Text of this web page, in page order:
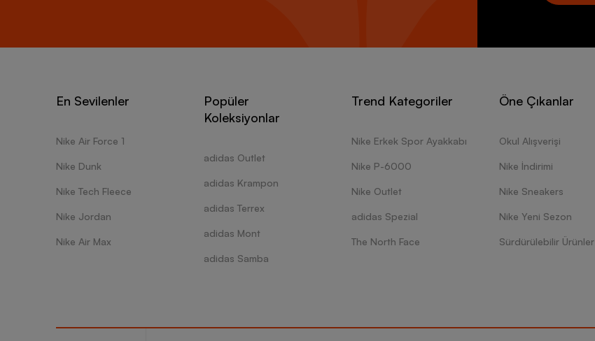
En Sevilenler
Nike Air Force 1
Nike Dunk
Nike Tech Fleece
Nike Jordan
Nike Air Max
Popüler
Koleksiyonlar
adidas Outlet
adidas Krampon
adidas Terrex
adidas Mont
adidas Samba
Trend Kategoriler
Nike Erkek Spor Ayakkabı
Nike P-6000
Nike Outlet
adidas Spezial
The North Face
Öne Çıkanlar
Okul Alışverişi
Nike İndirimi
Nike Sneakers
Nike Yeni Sezon
Sürdürülebilir Ürünler